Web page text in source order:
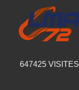
647425 VISITES